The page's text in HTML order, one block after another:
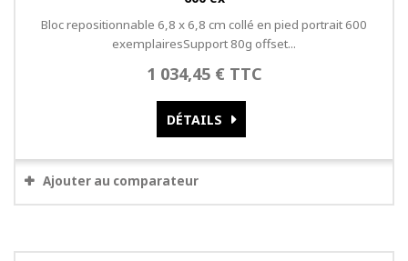
Bloc repositionnable 6,8 x 6,8 cm collé en pied portrait 600
exemplairesSupport 80g offset...
1 034,45 € TTC
DÉTAILS
Ajouter au comparateur